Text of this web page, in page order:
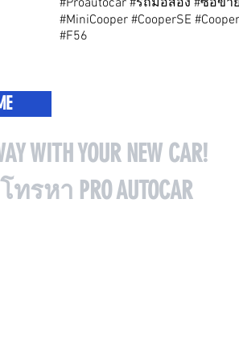
#Proautocar #รถมือสอง #ซื้อข
#MiniCooper #CooperSE
#F56
WITH YOUR NEW CAR!
า PRO AUTOCAR